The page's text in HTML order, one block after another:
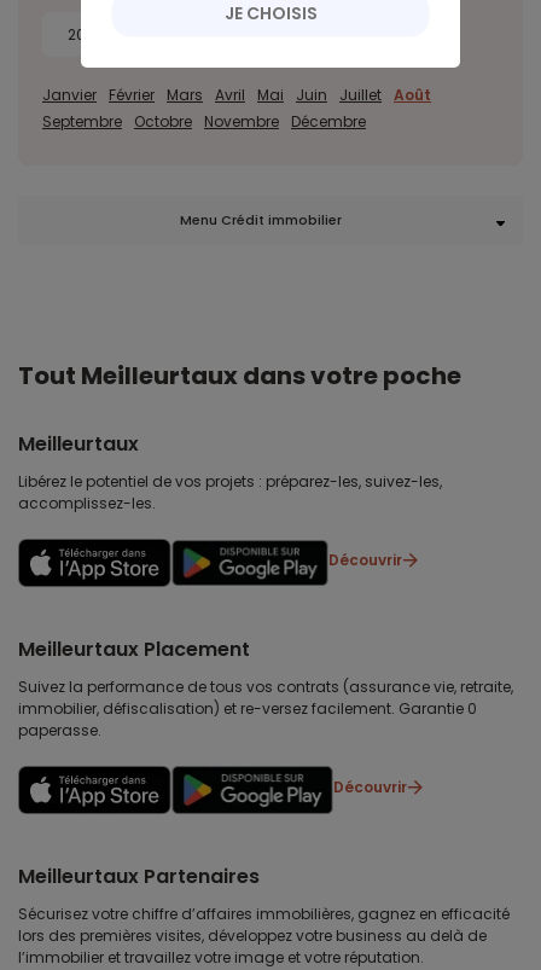
2018
Janvier Février Mars Avril Mai Juin Juillet Août
Septembre
Octobre Novembre Décembre
Menu Crédit immobilier
Tout Meilleurtaux dans votre poche
Meilleurtaux
Libérez le potentiel de vos projets : préparez-les, suivez-les,
accomplissez-les.
Découvrir
Meilleurtaux Placement
Suivez la performance de tous vos contrats (assurance vie, retraite,
immobilier, défiscalisation) et re-versez facilement. Garantie 0
paperasse.
Découvrir
Meilleurtaux Partenaires
Sécurisez votre chiffre d’affaires immobilières, gagnez en efficacité
lors des premières visites, développez votre business au delà de
l’immobilier et travaillez votre image et votre réputation.
JE CHOISIS